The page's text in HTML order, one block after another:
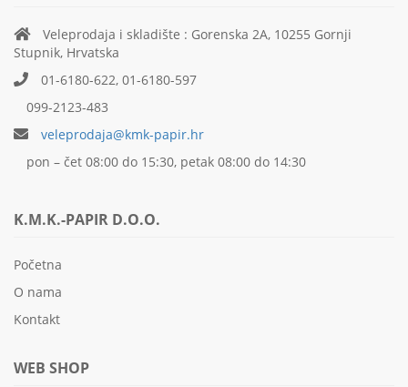
Veleprodaja i skladište : Gorenska 2A, 10255 Gornji
Stupnik, Hrvatska
01-6180-622, 01-6180-597
099-2123-483
veleprodaja@kmk-papir.hr
pon – čet 08:00 do 15:30, petak 08:00 do 14:30
K.M.K.-PAPIR D.O.O.
Početna
O nama
Kontakt
WEB SHOP